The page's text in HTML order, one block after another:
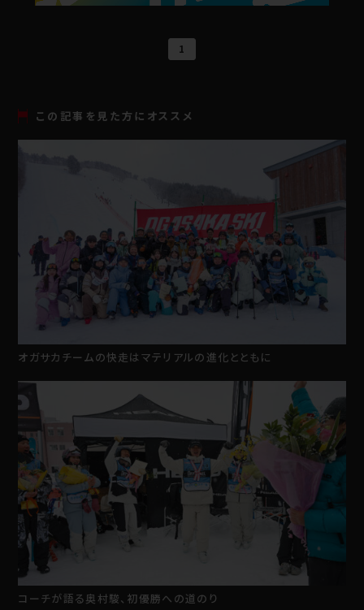
1
この記事を見た方にオススメ
オガサカチームの快走はマテリアルの進化とともに
コーチが語る奥村駿、初優勝への道のり